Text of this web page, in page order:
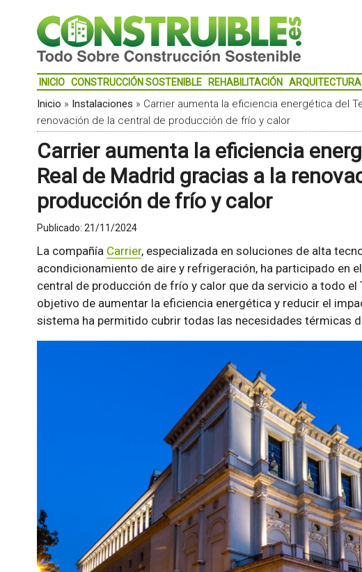
INICIO CONSTRUCCIÓN SOSTENIBLE REHABILITACIÓN ARQUITECTURA
Inicio » Instalaciones » Carrier aumenta la eficiencia energética del
renovación de la central de producción de frío y calor
Carrier aumenta la eficiencia
Real de Madrid gracias a la
producción de frío y calor
Publicado: 21/11/2024
La compañía Carrier, especializada en soluciones de alta
acondicionamiento de aire y refrigeración, ha participado en
central de producción de frío y calor que da servicio a todo el
objetivo de aumentar la eficiencia energética y reducir el
sistema ha permitido cubrir todas las necesidades térmicas